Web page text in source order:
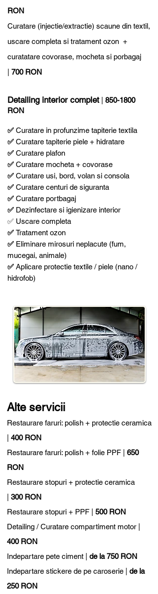
RON
Curatare (injectie/extractie) scaune din textil,
uscare completa si tratament ozon +
curatatare covorase, mocheta si porbagaj
700 RON
​Detailing interior complet
850-1800
RON
✅ Curatare in profunzime tapiterie textila
✅ Curatare tapiterie piele + hidratare
✅ Curatare plafon
✅ Curatare mocheta + covorase
✅ Curatare usi, bord, volan si consola
✅ Curatare centuri de siguranta
✅ Curatare portbagaj
✅ Dezinfectare si igienizare interior
✅ Uscare completa
✅ Tratament ozon
✅ Eliminare mirosuri neplacute (fum,
mucegai, animale)
✅ Aplicare protectie textile / piele (nano /
hidrofob)
Alte servicii
Restaurare faruri: polish + protectie ceramica
400 RON
Restaurare faruri: polish + folie PPF |
650
RON
Restaurare stopuri + protectie ceramica
300 RON
Restaurare stopuri + PPF |
500 RON
Detailing / Curatare compartiment motor |
400 RON
Indepartare pete ciment |
de la 750 RON
Indepartare stickere de pe caroserie | de la
250 RON